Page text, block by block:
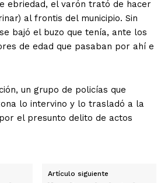
ebriedad, el varón trató de hacer
al frontis del municipio. Sin
bajó el buzo que tenía, ante los
de edad que pasaban por ahí e
un grupo de policías que
lo intervino y lo trasladó a la
el presunto delito de actos
Artículo siguiente